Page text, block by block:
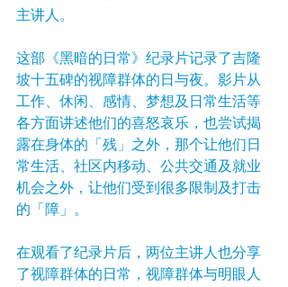
主讲人。
这部《黑暗的日常》纪录片记录了吉隆
坡十五碑的视障群体的日与夜。影片从
工作、休闲、感情、梦想及日常生活等
各方面讲述他们的喜怒哀乐，也尝试揭
露在身体的「残」之外，那个让他们日
常生活、社区内移动、公共交通及就业
机会之外，让他们受到很多限制及打击
的「障」。
在观看了纪录片后，两位主讲人也分享
了视障群体的日常，视障群体与明眼人